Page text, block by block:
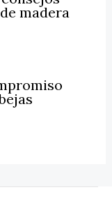
madera